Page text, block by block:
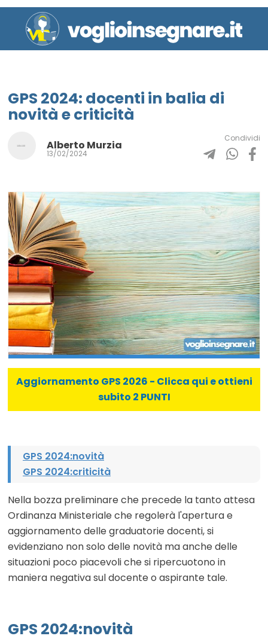
GPS 2024: docenti in balia di
novità e criticità
Alberto Murzia
13/02/2024
Condividi
Aggiornamento GPS 2026 - Clicca qui e ottieni
subito 2 PUNTI
GPS 2024:novità
GPS 2024:criticità
Nella bozza preliminare che precede la tanto attesa
Ordinanza Ministeriale che regolerà l'apertura e
aggiornamento delle graduatorie docenti, si
evidenziano non solo delle novità ma anche delle
situazioni poco piacevoli che si ripercuotono in
maniera negativa sul docente o aspirante tale.
GPS 2024:novità